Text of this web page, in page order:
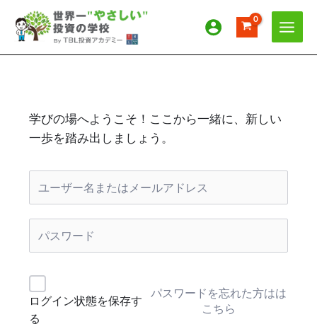
ス
学びの場へようこそ！ここから一緒に、新しい
一歩を踏み出しましょう。
ログイン状態を保存す
る
パスワードを忘れた方はは
こちら